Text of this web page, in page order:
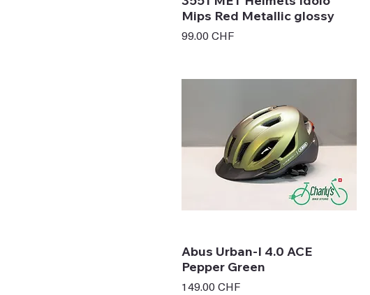
Mips Red Metallic glossy
Prix
99.00 CHF
Abus Urban-I 4.0 ACE
Pepper Green
Prix
149.00 CHF